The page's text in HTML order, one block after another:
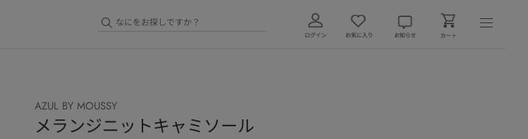
AZUL BY MOUSSY
メランジニットキャミソール